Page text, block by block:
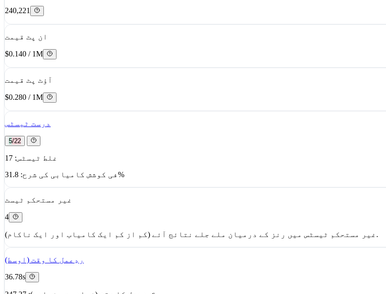
240,221
ان پٹ قیمت
$0.140 / 1M
آؤٹ پٹ قیمت
$0.280 / 1M
درست ٹیسٹس
5/22
غلط ٹیسٹس: 17
فی کوشش کامیابی کی شرح: 31.8%
غیر مستحکم ٹیسٹ
4
غیر مستحکم ٹیسٹس میں رنز کے درمیان ملے جلے نتائج آئے (کم از کم ایک کامیاب اور ایک ناکام).
ردِعمل کا وقت (اوسط)
36.78s